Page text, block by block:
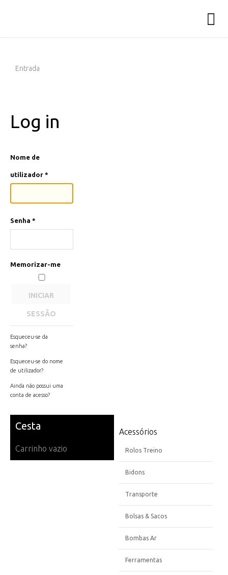
Entrada
Log in
Nome de
utilizador *
Senha *
Memorizar-me
INICIAR
SESSÃO
Esqueceu-se da
senha?
Esqueceu-se do nome
de utilizador?
Ainda não possui uma
conta de acesso?
Cesta
Carrinho vazio
Acessórios
Rolos Treino
Bidons
Transporte
Bolsas & Sacos
Bombas Ar
Ferramentas